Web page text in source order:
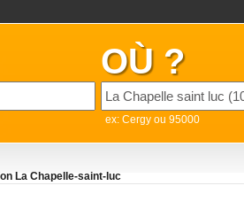
OÙ ?
ex: Cergy ou 95000
La Chapelle-saint-luc